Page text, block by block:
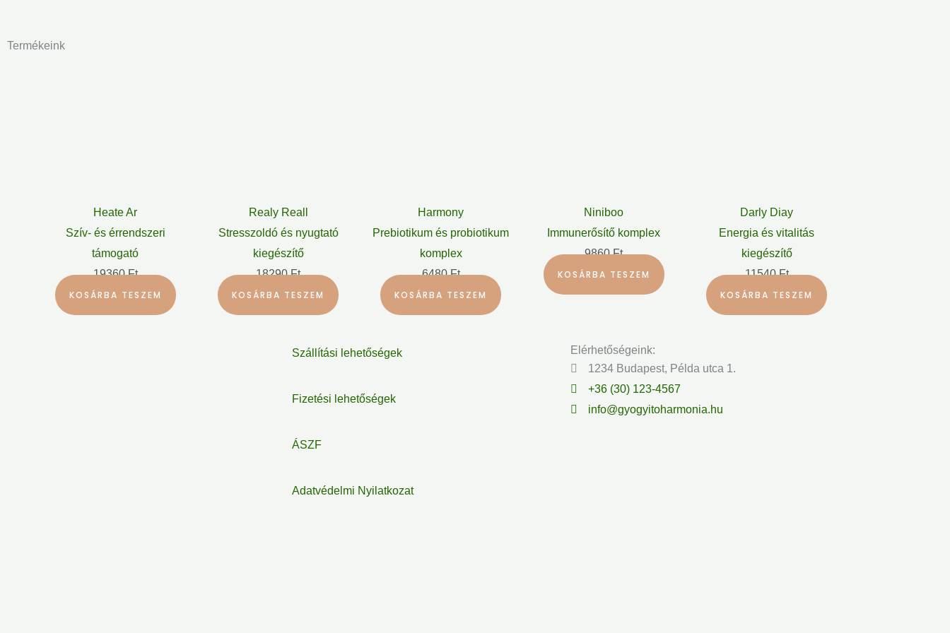
Termékeink
Heate Ar
Szív- és érrendszeri
támogató
19360Ft
KOSÁRBA TESZEM
Realy Reall
Stresszoldó és nyugtató
kiegészítő
18290Ft
KOSÁRBA TESZEM
Harmony
Prebiotikum és probiotikum
komplex
6480Ft
KOSÁRBA TESZEM
Niniboo
Immunerősítő komplex
9860Ft
KOSÁRBA TESZEM
Darly Diay
Energia és vitalitás
kiegészítő
11540Ft
KOSÁRBA TESZEM
Szállítási lehetőségek
Fizetési lehetőségek
ÁSZF
Adatvédelmi Nyilatkozat
Elérhetőségeink:
1234 Budapest, Példa utca 1.
+36 (30) 123-4567
info@gyogyitoharmonia.hu